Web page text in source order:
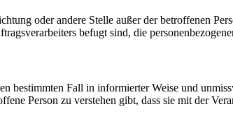
oder andere Stelle außer der betroffenen
befugt sind, die
Fall in informierter Weise und
Person zu verstehen gibt, dass sie mit der